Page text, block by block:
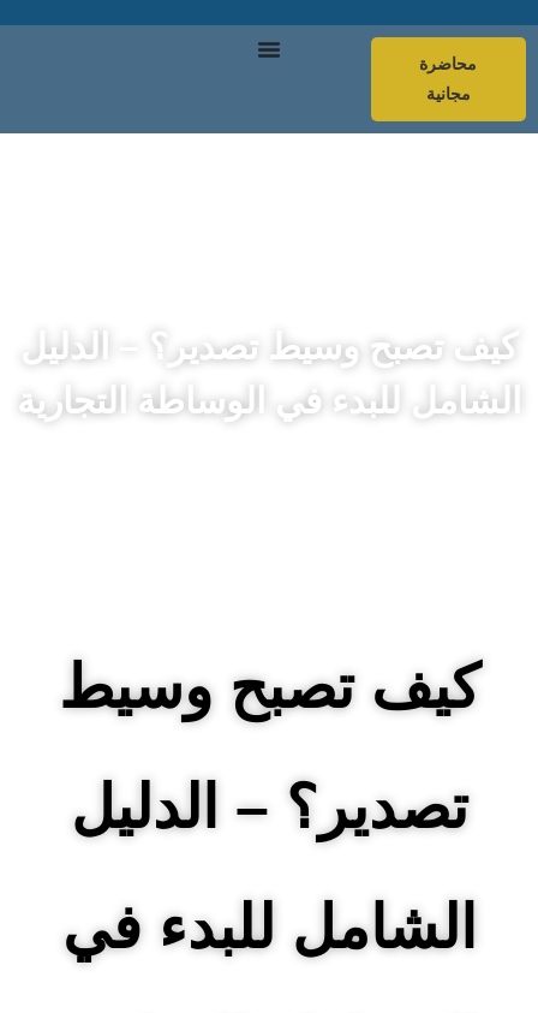
محاضرة
مجانية
كيف تصبح وسيط تصدير؟ – الدليل
الشامل للبدء في الوساطة التجارية
كيف تصبح وسيط
تصدير؟ – الدليل
الشامل للبدء في